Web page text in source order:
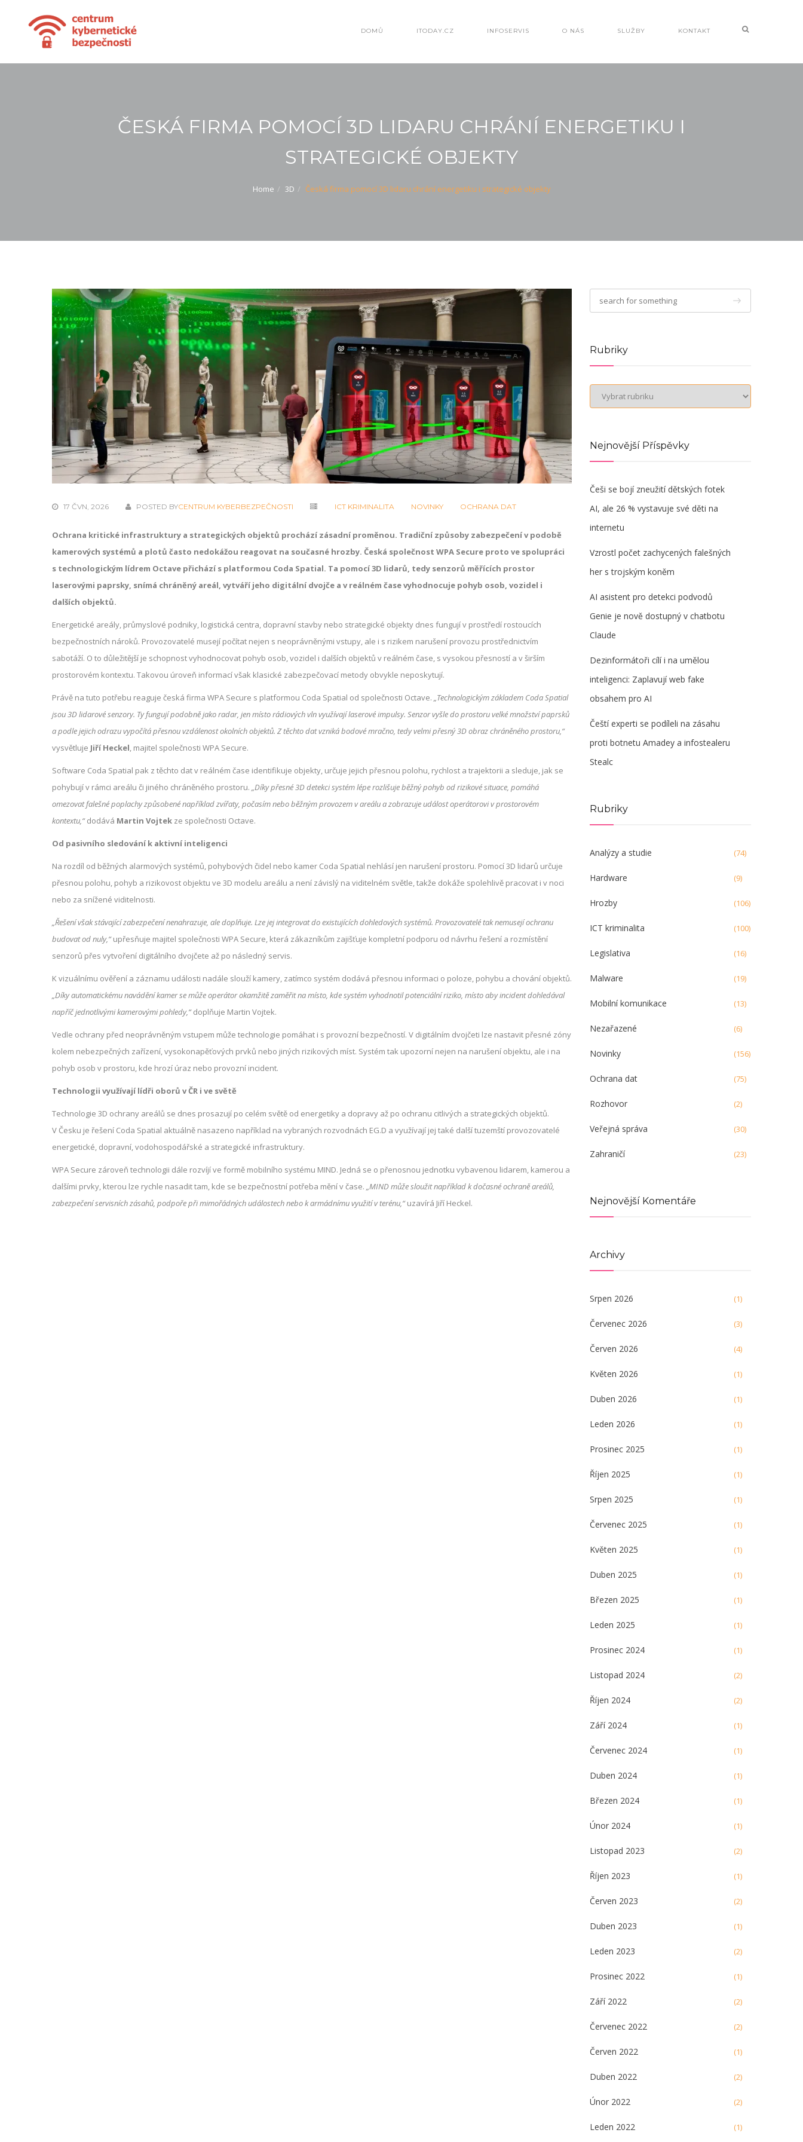
DOMŮ ITODAY.CZ INFOSERVIS O NÁS SLUŽBY KONTAKT
ČESKÁ FIRMA POMOCÍ 3D LIDARU CHRÁNÍ ENERGETIKU I
STRATEGICKÉ OBJEKTY
Home 3D Česká firma pomocí 3D lidaru chrání energetiku i strategické objekty
17 ČVN, 2026 POSTED BYCENTRUM KYBERBEZPEČNOSTI ICT KRIMINALITA NOVINKY OCHRANA DAT
Ochrana kritické infrastruktury a strategických objektů prochází zásadní proměnou. Tradiční způsoby zabezpečení v podobě
kamerových systémů a plotů často nedokážou reagovat na současné hrozby. Česká společnost WPA Secure proto ve spolupráci
s technologickým lídrem Octave přichází s platformou Coda Spatial. Ta pomocí 3D lidarů, tedy senzorů měřících prostor
laserovými paprsky, snímá chráněný areál, vytváří jeho digitální dvojče a v reálném čase vyhodnocuje pohyb osob, vozidel i
dalších objektů.
Energetické areály, průmyslové podniky, logistická centra, dopravní stavby nebo strategické objekty dnes fungují v prostředí rostoucích
bezpečnostních nároků. Provozovatelé musejí počítat nejen s neoprávněnými vstupy, ale i s rizikem narušení provozu prostřednictvím
sabotáží. O to důležitější je schopnost vyhodnocovat pohyb osob, vozidel i dalších objektů v reálném čase, s vysokou přesností a v širším
prostorovém kontextu. Takovou úroveň informací však klasické zabezpečovací metody obvykle neposkytují.
Právě na tuto potřebu reaguje česká firma WPA Secure s platformou Coda Spatial od společnosti Octave. „Technologickým základem Coda Spatial
jsou 3D lidarové senzory. Ty fungují podobně jako radar, jen místo rádiových vln využívají laserové impulsy. Senzor vyšle do prostoru velké množství paprsků
a podle jejich odrazu vypočítá přesnou vzdálenost okolních objektů. Z těchto dat vzniká bodové mračno, tedy velmi přesný 3D obraz chráněného prostoru,“
vysvětluje Jiří Heckel, majitel společnosti WPA Secure.
Software Coda Spatial pak z těchto dat v reálném čase identifikuje objekty, určuje jejich přesnou polohu, rychlost a trajektorii a sleduje, jak se
pohybují v rámci areálu či jiného chráněného prostoru. „Díky přesné 3D detekci systém lépe rozlišuje běžný pohyb od rizikové situace, pomáhá
omezovat falešné poplachy způsobené například zvířaty, počasím nebo běžným provozem v areálu a zobrazuje událost operátorovi v prostorovém
kontextu,“dodává Martin Vojtek ze společnosti Octave.
Od pasivního sledování k aktivní inteligenci
Na rozdíl od běžných alarmových systémů, pohybových čidel nebo kamer Coda Spatial nehlásí jen narušení prostoru. Pomocí 3D lidarů určuje
přesnou polohu, pohyb a rizikovost objektu ve 3D modelu areálu a není závislý na viditelném světle, takže dokáže spolehlivě pracovat i v noci
nebo za snížené viditelnosti.
„Řešení však stávající zabezpečení nenahrazuje, ale doplňuje. Lze jej integrovat do existujících dohledových systémů. Provozovatelé tak nemusejí ochranu
budovat od nuly,“upřesňuje majitel společnosti WPA Secure, která zákazníkům zajišťuje kompletní podporu od návrhu řešení a rozmístění
senzorů přes vytvoření digitálního dvojčete až po následný servis.
K vizuálnímu ověření a záznamu události nadále slouží kamery, zatímco systém dodává přesnou informaci o poloze, pohybu a chování objektů.
„Díky automatickému navádění kamer se může operátor okamžitě zaměřit na místo, kde systém vyhodnotil potenciální riziko, místo aby incident dohledával
napříč jednotlivými kamerovými pohledy,“doplňuje Martin Vojtek.
Vedle ochrany před neoprávněným vstupem může technologie pomáhat i s provozní bezpečností. V digitálním dvojčeti lze nastavit přesné zóny
kolem nebezpečných zařízení, vysokonapěťových prvků nebo jiných rizikových míst. Systém tak upozorní nejen na narušení objektu, ale i na
pohyb osob v prostoru, kde hrozí úraz nebo provozní incident.
Technologii využívají lídři oborů v ČR i ve světě
Technologie 3D ochrany areálů se dnes prosazují po celém světě od energetiky a dopravy až po ochranu citlivých a strategických objektů.
V Česku je řešení Coda Spatial aktuálně nasazeno například na vybraných rozvodnách EG.D a využívají jej také další tuzemští provozovatelé
energetické, dopravní, vodohospodářské a strategické infrastruktury.
WPA Secure zároveň technologii dále rozvíjí ve formě mobilního systému MIND. Jedná se o přenosnou jednotku vybavenou lidarem, kamerou a
dalšími prvky, kterou lze rychle nasadit tam, kde se bezpečnostní potřeba mění v čase. „MIND může sloužit například k dočasné ochraně areálů,
zabezpečení servisních zásahů, podpoře při mimořádných událostech nebo k armádnímu využití v terénu,“uzavírá Jiří Heckel.
Rubriky
Rubriky
Nejnovější Příspěvky
Češi se bojí zneužití dětských fotek
AI, ale 26 % vystavuje své děti na
internetu
Vzrostl počet zachycených falešných
her s trojským koněm
AI asistent pro detekci podvodů
Genie je nově dostupný v chatbotu
Claude
Dezinformátoři cílí i na umělou
inteligenci: Zaplavují web fake
obsahem pro AI
Čeští experti se podíleli na zásahu
proti botnetu Amadey a infostealeru
Stealc
Rubriky
Analýzy a studie (74)
Hardware (9)
Hrozby (106)
ICT kriminalita (100)
Legislativa (16)
Malware (19)
Mobilní komunikace (13)
Nezařazené (6)
Novinky (156)
Ochrana dat (75)
Rozhovor (2)
Veřejná správa (30)
Zahraničí (23)
Nejnovější Komentáře
Archivy
Srpen 2026 (1)
Červenec 2026 (3)
Červen 2026 (4)
Květen 2026 (1)
Duben 2026 (1)
Leden 2026 (1)
Prosinec 2025 (1)
Říjen 2025 (1)
Srpen 2025 (1)
Červenec 2025 (1)
Květen 2025 (1)
Duben 2025 (1)
Březen 2025 (1)
Leden 2025 (1)
Prosinec 2024 (1)
Listopad 2024 (2)
Říjen 2024 (2)
Září 2024 (1)
Červenec 2024 (1)
Duben 2024 (1)
Březen 2024 (1)
Únor 2024 (1)
Listopad 2023 (2)
Říjen 2023 (1)
Červen 2023 (2)
Duben 2023 (1)
Leden 2023 (2)
Prosinec 2022 (1)
Září 2022 (2)
Červenec 2022 (2)
Červen 2022 (1)
Duben 2022 (2)
Únor 2022 (2)
Leden 2022 (1)